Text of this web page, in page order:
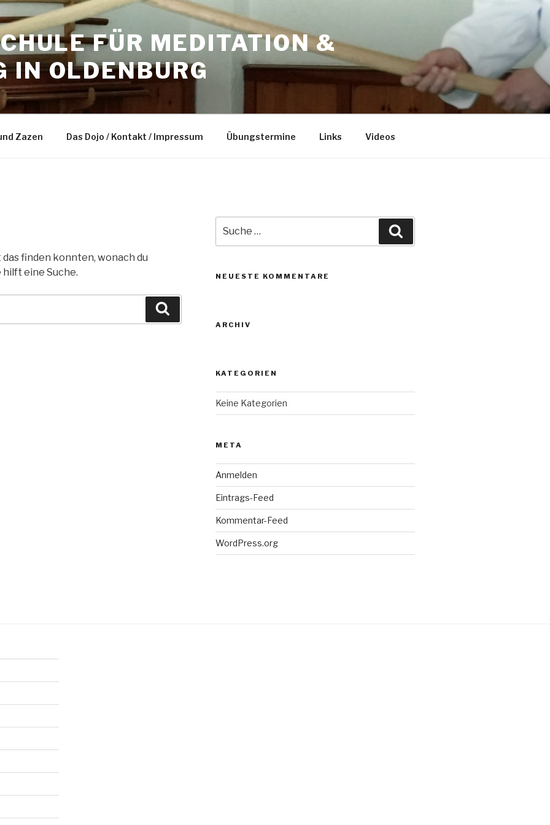
FÜR MEDITATION &
IN OLDENBURG
Zazen Das Dojo / Kontakt / Impressum Übungstermine Links Videos
das finden konnten, wonach du
eine Suche.
nach:
NEUESTE KOMMENTARE
ARCHIV
KATEGORIEN
Keine Kategorien
META
Anmelden
Eintrags-Feed
Kommentar-Feed
WordPress.org